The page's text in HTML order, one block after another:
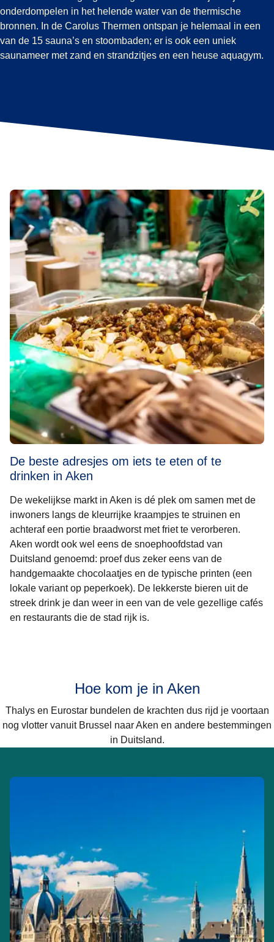
onderdompelen in het helende water van de thermische
bronnen. In de Carolus Thermen ontspan je helemaal in een
van de 15 sauna’s en stoombaden; er is ook een uniek
saunameer met zand en strandzitjes en een heuse aquagym.
De beste adresjes om iets te eten of te
drinken in Aken
De wekelijkse markt in Aken is dé plek om samen met de
inwoners langs de kleurrijke kraampjes te struinen en
achteraf een portie braadworst met friet te verorberen.
Aken wordt ook wel eens de snoephoofdstad van
Duitsland genoemd: proef dus zeker eens van de
handgemaakte chocolaatjes en de typische printen (een
lokale variant op peperkoek). De lekkerste bieren uit de
streek drink je dan weer in een van de vele gezellige cafés
en restaurants die de stad rijk is.
Hoe kom je in Aken
Thalys en Eurostar bundelen de krachten dus rijd je voortaan
nog vlotter vanuit Brussel naar Aken en andere bestemmingen
in Duitsland.